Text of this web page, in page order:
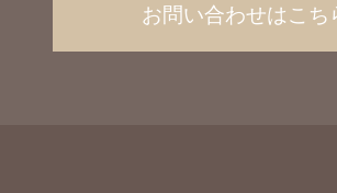
お問い合わせはこち